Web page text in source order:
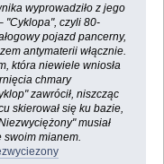
wyprowadziło z jego
"Cyklopa", czyli 80-
pojazd pancerny,
antymaterii włącznie.
która niewiele wniosła
chmary
zawrócił, niszcząc
skierował się ku bazie,
musiał
swoim mianem.